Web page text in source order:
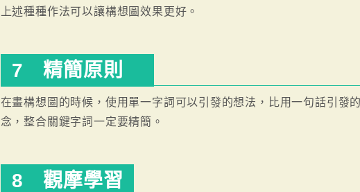
上述種種作法可以讓構想圖效果更好。
7 精簡原則
在畫構想圖的時候，使用單一字詞可以引發的想法，比用一句話引發
念，整合關鍵字詞一定要精簡。
8 觀摩學習